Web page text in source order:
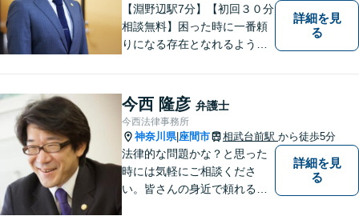
【淵野辺駅7分】【初回３０分
相談無料】困った時に一番頼
りになる存在となれるよう、
題解決を心がけております。
お電話の際に『ココナラ経由
で八幡弁護士に相談希望』と
お伝え下さい。
詳細を見
る
今西 隆彦 弁護士
今西法律事務所
神奈川県| 座間市 相武台前駅 から徒歩5分
法律的な問題かな？と思った
時には気軽にご相談くださ
い。皆さんの身近で頼れる弁
詳細を見
る